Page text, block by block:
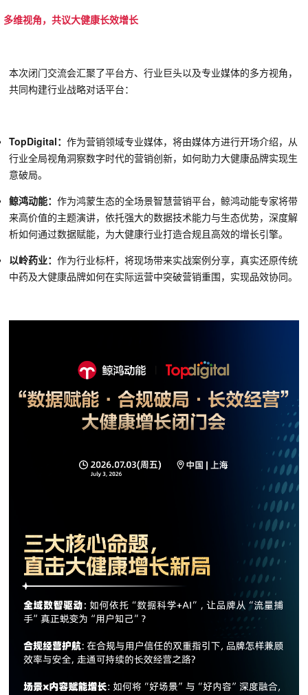
多维视角，共议大健康长效增长
本次闭门交流会汇聚了平台方、行业巨头以及专业媒体的多方视角，
共同构建行业战略对话平台：
TopDigital： 作为营销领域专业媒体，将由媒体方进行开场介绍，从
行业全局视角洞察数字时代的营销创新，如何助力大健康品牌实现生
意破局。
鲸鸿动能： 作为鸿蒙生态的全场景智慧营销平台，鲸鸿动能专家将带
来高价值的主题演讲，依托强大的数据技术能力与生态优势，深度解
析如何通过数据赋能，为大健康行业打造合规且高效的增长引擎。
以岭药业： 作为行业标杆，将现场带来实战案例分享，真实还原传统
中药及大健康品牌如何在实际运营中突破营销重围，实现品效协同。